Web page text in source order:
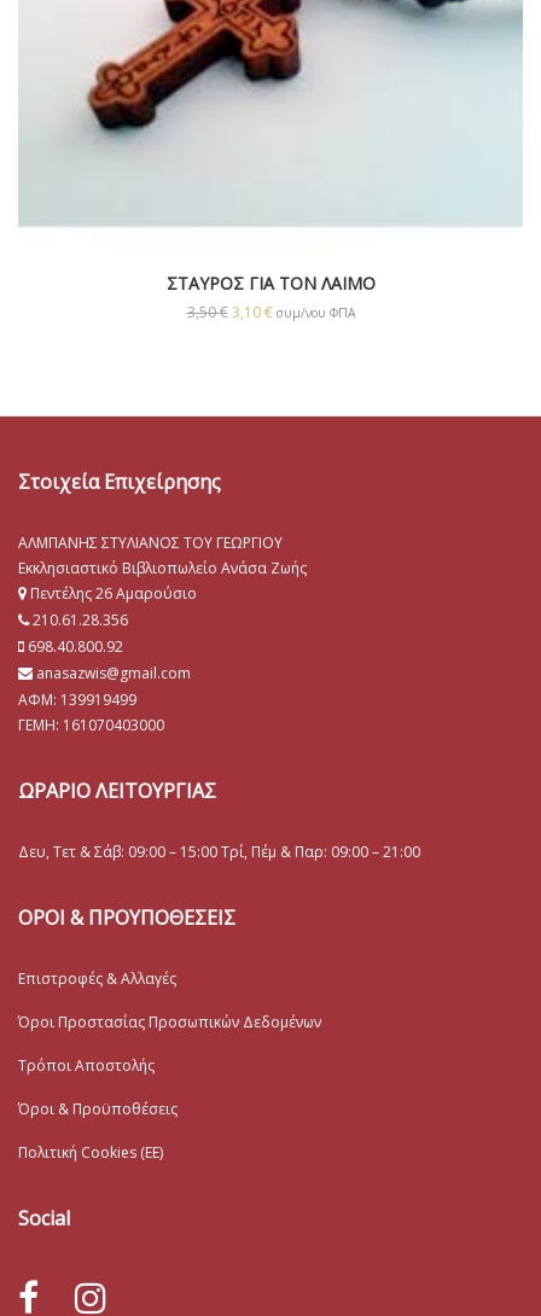
ΣΤΑΥΡΟΣ ΓΙΑ ΤΟΝ ΛΑΙΜΟ
3,50€ 3,10€ συμ/νου ΦΠΑ
Στοιχεία Επιχείρησης
ΑΛΜΠΑΝΗΣ ΣΤΥΛΙΑΝΟΣ ΤΟΥ ΓΕΩΡΓΙΟΥ
Εκκλησιαστικό Βιβλιοπωλείο Ανάσα Ζωής
Πεντέλης 26 Αμαρούσιο
210.61.28.356
698.40.800.92
anasazwis@gmail.com
ΑΦΜ: 139919499
ΓΕΜΗ: 161070403000
ΩΡΑΡΙΟ ΛΕΙΤΟΥΡΓΙΑΣ
Δευ, Τετ & Σάβ: 09:00 – 15:00 Τρί, Πέμ & Παρ: 09:00 – 21:00
ΟΡΟΙ & ΠΡΟΥΠΟΘΕΣΕΙΣ
Επιστροφές & Αλλαγές
Όροι Προστασίας Προσωπικών Δεδομένων
Τρόποι Αποστολής
Όροι & Προϋποθέσεις
Πολιτική Cookies (ΕΕ)
Social